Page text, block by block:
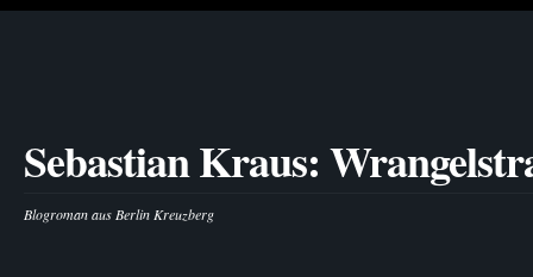
Sebastian Kraus:
Blogroman aus Berlin Kreuzberg